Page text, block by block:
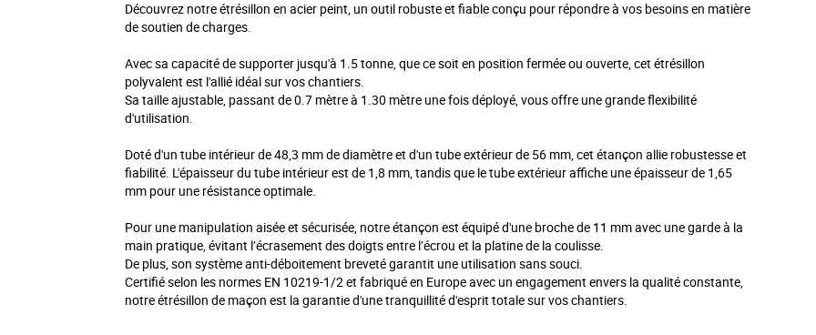
Découvrez notre étrésillon en acier peint, un outil robuste et fiable conçu pour répondre à vos besoins en matière
de soutien de charges.
Avec sa capacité de supporter jusqu'à 1.5 tonne, que ce soit en position fermée ou ouverte, cet étrésillon
polyvalent est l'allié idéal sur vos chantiers.
Sa taille ajustable, passant de 0.7 mètre à 1.30 mètre une fois déployé, vous offre une grande flexibilité
d'utilisation.
Doté d'un tube intérieur de 48,3 mm de diamètre et d'un tube extérieur de 56 mm, cet étançon allie robustesse et
fiabilité. L'épaisseur du tube intérieur est de 1,8 mm, tandis que le tube extérieur affiche une épaisseur de 1,65
mm pour une résistance optimale.
Pour une manipulation aisée et sécurisée, notre étançon est équipé d'une broche de 11 mm avec une garde à la
main pratique, évitant l’écrasement des doigts entre l’écrou et la platine de la coulisse.
De plus, son système anti-déboitement breveté garantit une utilisation sans souci.
Certifié selon les normes EN 10219-1/2 et fabriqué en Europe avec un engagement envers la qualité constante,
notre étrésillon de maçon est la garantie d'une tranquillité d'esprit totale sur vos chantiers.